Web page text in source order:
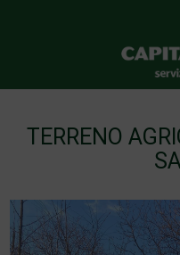
TERRENO